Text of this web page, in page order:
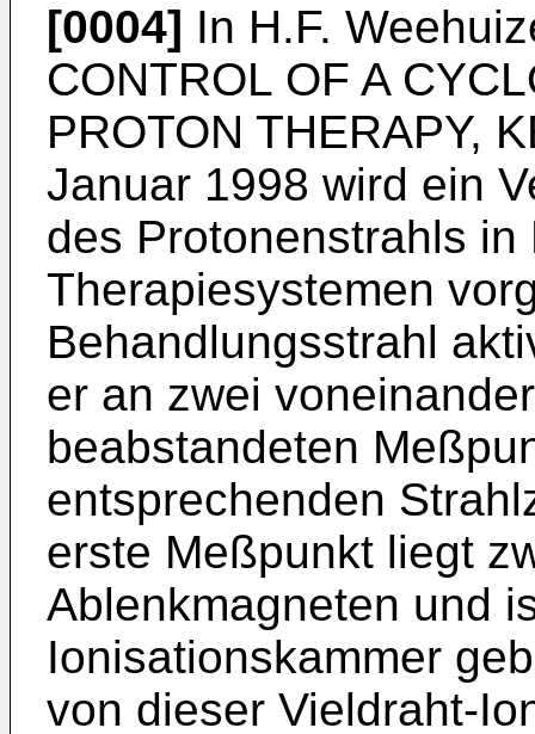
[0004] In H.F.
CONTROL OF A
PROTON THERAPY,
Januar 1998 wird ein
des Protonenstrahls in
Therapiesystemen
Behandlungsstrahl
er an zwei
beabstandeten
entsprechenden
erste Meßpunkt liegt
Ablenkmagneten und
Ionisationskammer
von dieser Vieldraht-